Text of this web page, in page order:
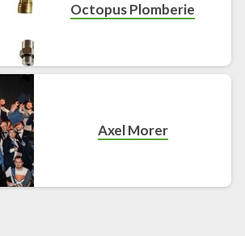
Octopus Plomberie
Axel Morer